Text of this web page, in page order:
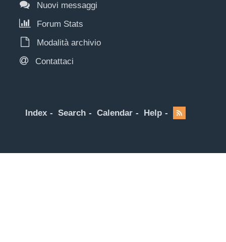
Nuovi messaggi
Forum Stats
Modalità archivio
Contattaci
Index Search Calendar Help